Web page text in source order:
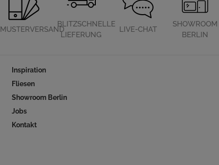
MUSTERVERSAND
BLITZSCHNELLE
LIEFERUNG
LIVE-CHAT
SHOWROOM
BERLIN
Inspiration
Fliesen
Showroom Berlin
Jobs
Kontakt